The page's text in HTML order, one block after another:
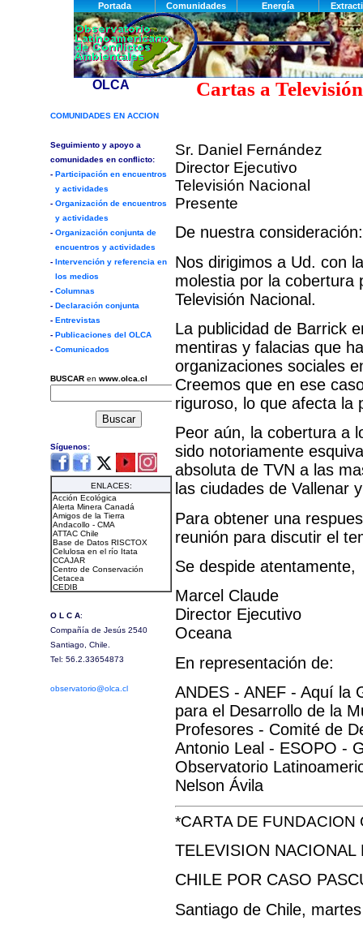
Cartas a
Sr. Daniel Fernández
Director Ejecutivo
Televisión Nacional
Presente
De nuestra consideración:
Nos dirigimos a Ud. con
molestia por la cobertura
Televisión Nacional.
La publicidad de Barrick
mentiras y falacias que
organizaciones sociales
Creemos que en ese
riguroso, lo que afecta la
Peor aún, la cobertura a
sido notoriamente
absoluta de TVN a las
las ciudades de Vallenar
Para obtener una
reunión para discutir el
Se despide atentamente,
Marcel Claude
Director Ejecutivo
Oceana
En representación de:
ANDES - ANEF - Aquí la
para el Desarrollo de la
Profesores - Comité de
Antonio Leal - ESOPO -
Observatorio
Nelson Ávila
*CARTA DE FUNDACION
TELEVISION NACIONAL
CHILE POR CASO
Santiago de Chile,